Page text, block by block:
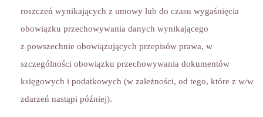
roszczeń wynikających z umowy lub do czasu wygaśnięcia
obowiązku przechowywania danych wynikającego
z powszechnie obowiązujących przepisów prawa, w
szczególności obowiązku przechowywania dokumentów
księgowych i podatkowych (w zależności, od tego, które z w/w
zdarzeń nastąpi później).